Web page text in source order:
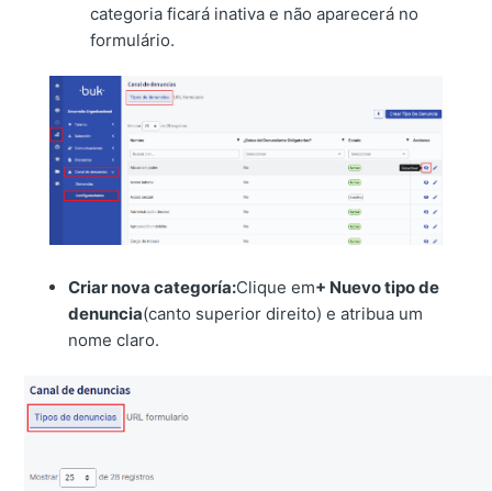
categoria ficará inativa e não aparecerá no
formulário.
Criar nova categoría:Clique em+ Nuevo tipo de
denuncia(canto superior direito) e atribua um
nome claro.